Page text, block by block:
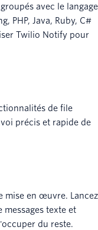
avec le langage
PHP, Java, Ruby, C#
Twilio Notify pour
de file
précis et rapide de
mise en œuvre. Lancez
texte et
du reste.